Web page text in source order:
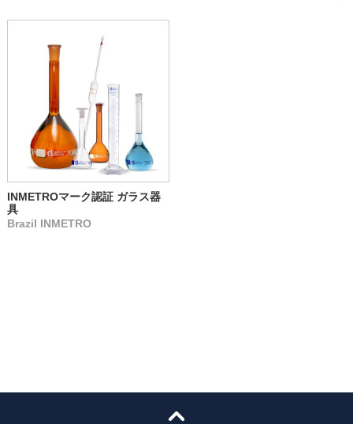
INMETROマーク認証 ガラス器
具
Brazil INMETRO